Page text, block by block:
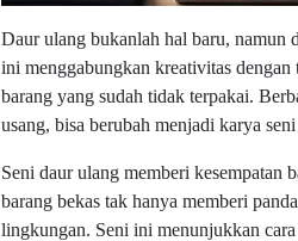
Daur ulang bukanlah hal baru, namun
ini menggabungkan kreativitas
barang yang sudah tidak terpakai.
usang, bisa berubah menjadi karya
Seni daur ulang memberi kesempatan
barang bekas tak hanya memberi
lingkungan. Seni ini menunjukkan